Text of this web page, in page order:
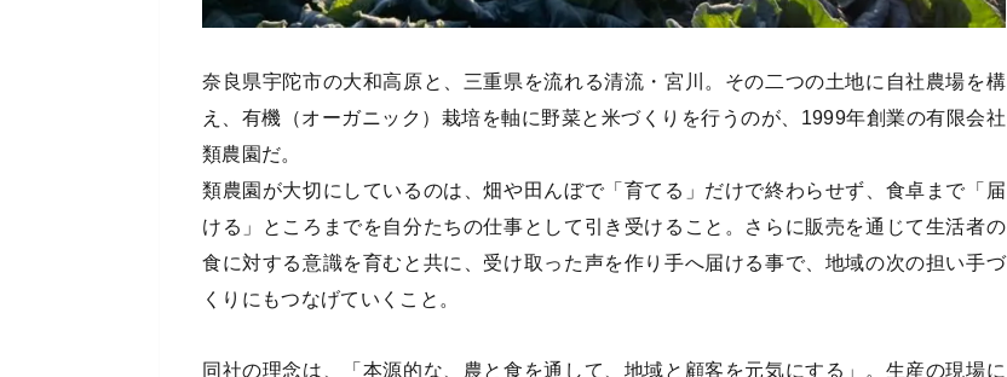
奈良県宇陀市の大和高原と、三重県を流れる清流・宮川。その二つの土地に自社農場を構
え、有機（オーガニック）栽培を軸に野菜と米づくりを行うのが、1999年創業の有限会社
類農園だ。
類農園が大切にしているのは、畑や田んぼで「育てる」だけで終わらせず、食卓まで「届
ける」ところまでを自分たちの仕事として引き受けること。さらに販売を通じて生活者の
食に対する意識を育むと共に、受け取った声を作り手へ届ける事で、地域の次の担い手づ
くりにもつなげていくこと。
同社の理念は、「本源的な、農と食を通して、地域と顧客を元気にする」。生産の現場に